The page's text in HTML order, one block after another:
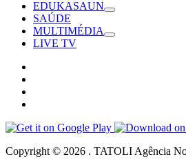
EDUKASAUN
SAÚDE
MULTIMÉDIA
LIVE TV
Copyright © 2026 . TATOLI Agência